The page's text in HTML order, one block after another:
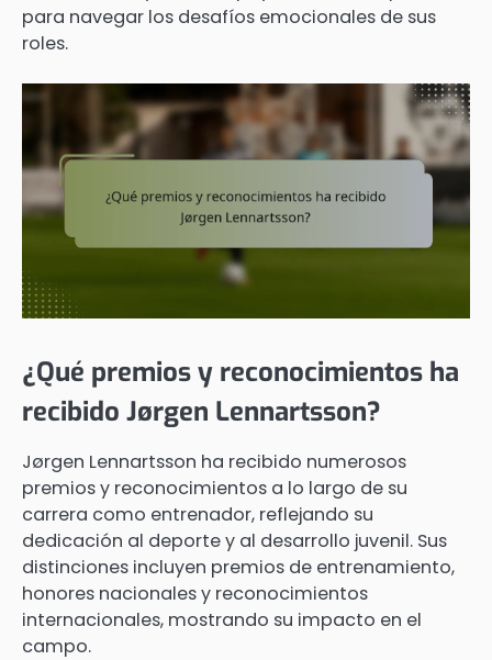
para navegar los desafíos emocionales de sus
roles.
¿Qué premios y reconocimientos ha
recibido Jørgen Lennartsson?
Jørgen Lennartsson ha recibido numerosos
premios y reconocimientos a lo largo de su
carrera como entrenador, reflejando su
dedicación al deporte y al desarrollo juvenil. Sus
distinciones incluyen premios de entrenamiento,
honores nacionales y reconocimientos
internacionales, mostrando su impacto en el
campo.